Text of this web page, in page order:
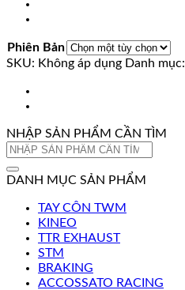
Phiên Bản
SKU: Không áp dụng Danh mục:
NHẬP SẢN PHẨM CẦN TÌM
Tìm
DANH MỤC SẢN PHẨM
TAY CÔN TWM
KINEO
TTR EXHAUST
STM
BRAKING
ACCOSSATO RACING